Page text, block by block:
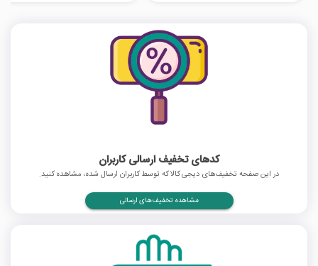
کدهای تخفیف ارسالی کاربران
در این صفحه تخفیف‌های دیجی کالا که توسط کاربران ارسال شده، مشاهده کنید.
مشاهده تخفیف‌های ارسالی